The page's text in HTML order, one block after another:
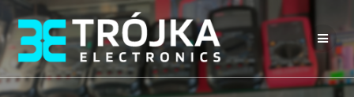
Przejdź
do
treści